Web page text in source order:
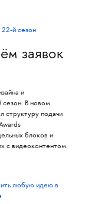
заявок
и
сезон. В новом
структуру подачи
блоков и
с видеоконтентом.